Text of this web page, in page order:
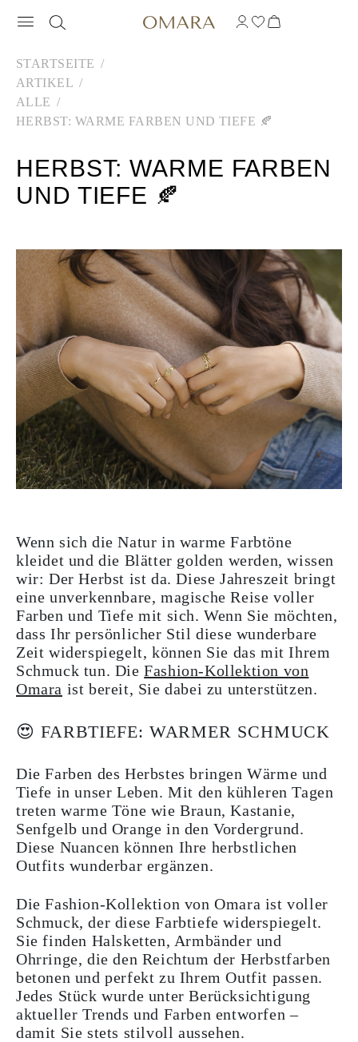
STARTSEITE
ARTIKEL
ALLE
HERBST: WARME FARBEN UND TIEFE 🍂
HERBST: WARME FARBEN
UND TIEFE 🍂
Wenn sich die Natur in warme Farbtöne
kleidet und die Blätter golden werden, wissen
wir: Der Herbst ist da. Diese Jahreszeit bringt
eine unverkennbare, magische Reise voller
Farben und Tiefe mit sich. Wenn Sie möchten,
dass Ihr persönlicher Stil diese wunderbare
Zeit widerspiegelt, können Sie das mit Ihrem
Schmuck tun. DieFashion-Kollektion von
Omara ist bereit, Sie dabei zu unterstützen.
😍 FARBTIEFE: WARMER SCHMUCK
Die Farben des Herbstes bringen Wärme und
Tiefe in unser Leben. Mit den kühleren Tagen
treten warme Töne wie Braun, Kastanie,
Senfgelb und Orange in den Vordergrund.
Diese Nuancen können Ihre herbstlichen
Outfits wunderbar ergänzen.
Die Fashion-Kollektion von Omara ist voller
Schmuck, der diese Farbtiefe widerspiegelt.
Sie finden Halsketten, Armbänder und
Ohrringe, die den Reichtum der Herbstfarben
betonen und perfekt zu Ihrem Outfit passen.
Jedes Stück wurde unter Berücksichtigung
aktueller Trends und Farben entworfen –
damit Sie stets stilvoll aussehen.